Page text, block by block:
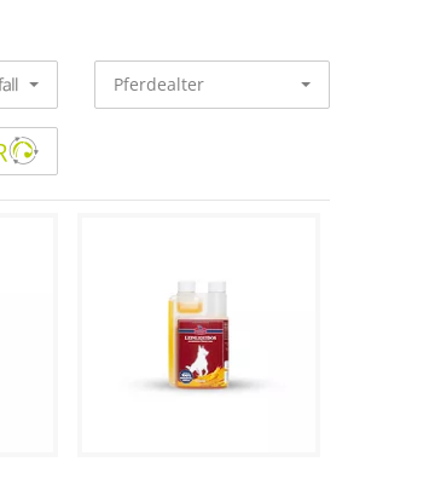
Pferdealter